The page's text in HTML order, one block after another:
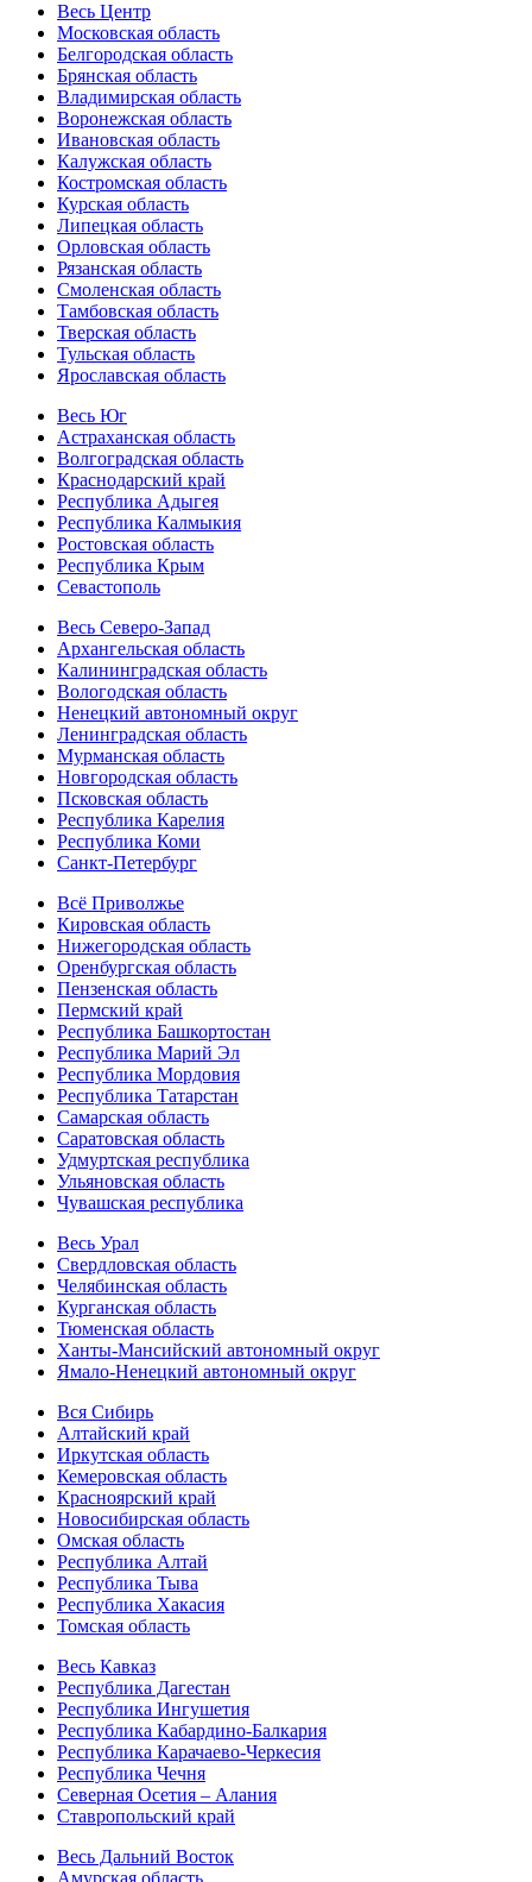
Весь Центр
Московская область
Белгородская область
Брянская область
Владимирская область
Воронежская область
Ивановская область
Калужская область
Костромская область
Курская область
Липецкая область
Орловская область
Рязанская область
Смоленская область
Тамбовская область
Тверская область
Тульская область
Ярославская область
Весь Юг
Астраханская область
Волгоградская область
Краснодарский край
Республика Адыгея
Республика Калмыкия
Ростовская область
Республика Крым
Севастополь
Весь Северо-Запад
Архангельская область
Калининградская область
Вологодская область
Ненецкий автономный округ
Ленинградская область
Мурманская область
Новгородская область
Псковская область
Республика Карелия
Республика Коми
Санкт-Петербург
Всё Приволжье
Кировская область
Нижегородская область
Оренбургская область
Пензенская область
Пермский край
Республика Башкортостан
Республика Марий Эл
Республика Мордовия
Республика Татарстан
Самарская область
Саратовская область
Удмуртская республика
Ульяновская область
Чувашская республика
Весь Урал
Свердловская область
Челябинская область
Курганская область
Тюменская область
Ханты-Мансийский автономный округ
Ямало-Ненецкий автономный округ
Вся Сибирь
Алтайский край
Иркутская область
Кемеровская область
Красноярский край
Новосибирская область
Омская область
Республика Алтай
Республика Тыва
Республика Хакасия
Томская область
Весь Кавказ
Республика Дагестан
Республика Ингушетия
Республика Кабардино-Балкария
Республика Карачаево-Черкесия
Республика Чечня
Северная Осетия – Алания
Ставропольский край
Весь Дальний Восток
Амурская область